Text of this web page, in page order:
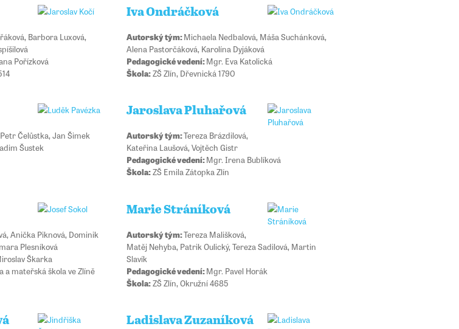
Barbora Luxová,
Pořízková
Iva Ondráčková
Autorský tým:Michaela Nedbalová, Máša Suchánková,
Alena Pastorčáková, Karolína Dyjáková
Pedagogické vedení:Mgr. Eva Katolická
Škola:ZŠ Zlín, Dřevnická 1790
Čelůstka, Jan Šimek
Šustek
Jaroslava Pluhařová
Autorský tým:Tereza Brázdilová,
Kateřina Laušová, Vojtěch Gistr
Pedagogické vedení:Mgr. Irena Bublíková
Škola:ZŠ Emila Zátopka Zlín
Anička Piknová, Dominik
Plesníková
Škarka
a mateřská škola ve Zlíně
Marie Stráníková
Autorský tým:Tereza Mališková,
Matěj Nehyba, Patrik Oulický, Tereza Sadilová, Martin
Slavík
Pedagogické vedení:Mgr. Pavel Horák
Škola:ZŠ Zlín, Okružní 4685
Ladislava Zuzaníková